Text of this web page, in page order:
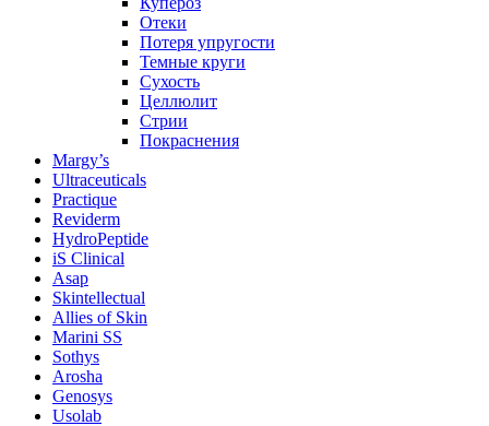
Отеки
Потеря упругости
Темные круги
Сухость
Целлюлит
Стрии
Покраснения
Margy’s
Ultraceuticals
Practique
Reviderm
HydroPeptide
iS Clinical
Asap
Skintellectual
Allies of Skin
Marini SS
Sothys
Arosha
Genosys
Usolab